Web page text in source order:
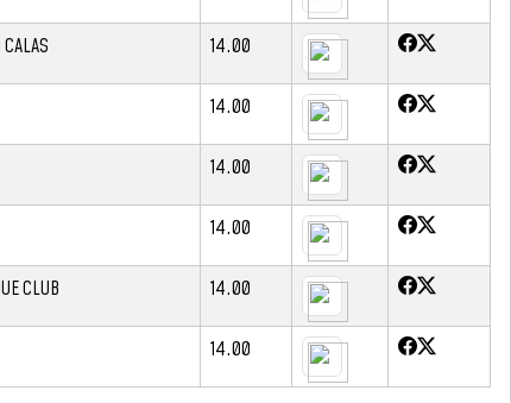
14.00
14.00
14.00
14.00
CLUB 14.00
14.00